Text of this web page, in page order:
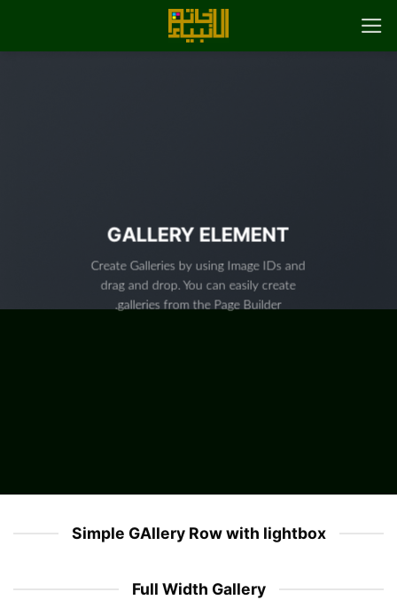
GALLERY ELEMENT
Create Galleries by using Image IDs and
drag and drop. You can easily create
galleries from the Page Builder.
Simple GAllery Row with lightbox
Full Width Gallery